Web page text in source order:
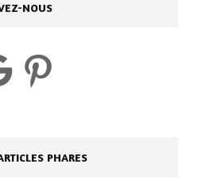
NOUS
Pinterest
PHARES